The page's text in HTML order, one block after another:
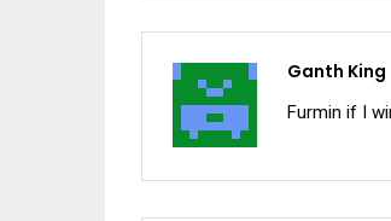
Ganth King
Furmin if I